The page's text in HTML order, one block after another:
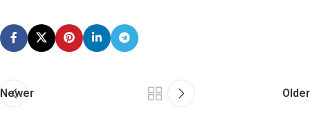
Newer Older